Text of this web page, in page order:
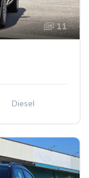
11
Diesel